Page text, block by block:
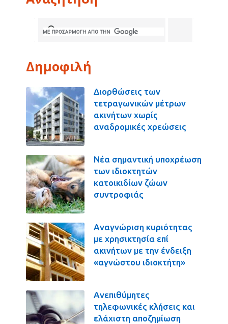
Δημοφιλή
Διορθώσεις των
τετραγωνικών μέτρων
ακινήτων χωρίς
αναδρομικές χρεώσεις
Νέα σημαντική υποχρέωση
των ιδιοκτητών
κατοικιδίων ζώων
συντροφιάς
Αναγνώριση κυριότητας
με χρησικτησία επί
ακινήτων με την ένδειξη
«αγνώστου ιδιοκτήτη»
Ανεπιθύμητες
τηλεφωνικές κλήσεις και
ελάχιστη αποζημίωση